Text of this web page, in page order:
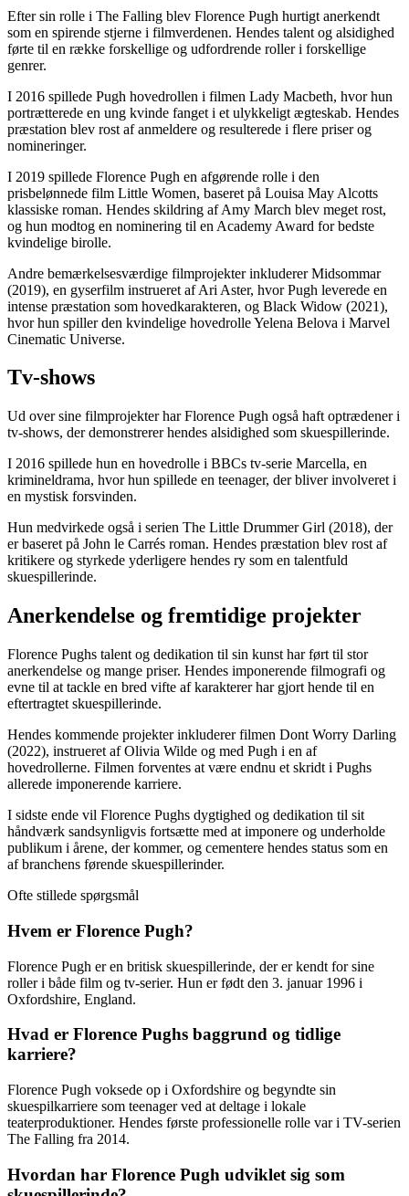
Efter sin rolle i The Falling blev Florence Pugh hurtigt anerkendt
som en spirende stjerne i filmverdenen. Hendes talent og alsidighed
førte til en række forskellige og udfordrende roller i forskellige
genrer.
I 2016 spillede Pugh hovedrollen i filmen Lady Macbeth, hvor hun
portrætterede en ung kvinde fanget i et ulykkeligt ægteskab. Hendes
præstation blev rost af anmeldere og resulterede i flere priser og
nomineringer.
I 2019 spillede Florence Pugh en afgørende rolle i den
prisbelønnede film Little Women, baseret på Louisa May Alcotts
klassiske roman. Hendes skildring af Amy March blev meget rost,
og hun modtog en nominering til en Academy Award for bedste
kvindelige birolle.
Andre bemærkelsesværdige filmprojekter inkluderer Midsommar
(2019), en gyserfilm instrueret af Ari Aster, hvor Pugh leverede en
intense præstation som hovedkarakteren, og Black Widow (2021),
hvor hun spiller den kvindelige hovedrolle Yelena Belova i Marvel
Cinematic Universe.
Tv-shows
Ud over sine filmprojekter har Florence Pugh også haft optrædener i
tv-shows, der demonstrerer hendes alsidighed som skuespillerinde.
I 2016 spillede hun en hovedrolle i BBCs tv-serie Marcella, en
krimineldrama, hvor hun spillede en teenager, der bliver involveret i
en mystisk forsvinden.
Hun medvirkede også i serien The Little Drummer Girl (2018), der
er baseret på John le Carrés roman. Hendes præstation blev rost af
kritikere og styrkede yderligere hendes ry som en talentfuld
skuespillerinde.
Anerkendelse og fremtidige projekter
Florence Pughs talent og dedikation til sin kunst har ført til stor
anerkendelse og mange priser. Hendes imponerende filmografi og
evne til at tackle en bred vifte af karakterer har gjort hende til en
eftertragtet skuespillerinde.
Hendes kommende projekter inkluderer filmen Dont Worry Darling
(2022), instrueret af Olivia Wilde og med Pugh i en af
hovedrollerne. Filmen forventes at være endnu et skridt i Pughs
allerede imponerende karriere.
I sidste ende vil Florence Pughs dygtighed og dedikation til sit
håndværk sandsynligvis fortsætte med at imponere og underholde
publikum i årene, der kommer, og cementere hendes status som en
af ​​branchens førende skuespillerinder.
Ofte stillede spørgsmål
Hvem er Florence Pugh?
Florence Pugh er en britisk skuespillerinde, der er kendt for sine
roller i både film og tv-serier. Hun er født den 3. januar 1996 i
Oxfordshire, England.
Hvad er Florence Pughs baggrund og tidlige
karriere?
Florence Pugh voksede op i Oxfordshire og begyndte sin
skuespilkarriere som teenager ved at deltage i lokale
teaterproduktioner. Hendes første professionelle rolle var i TV-serien
The Falling fra 2014.
Hvordan har Florence Pugh udviklet sig som